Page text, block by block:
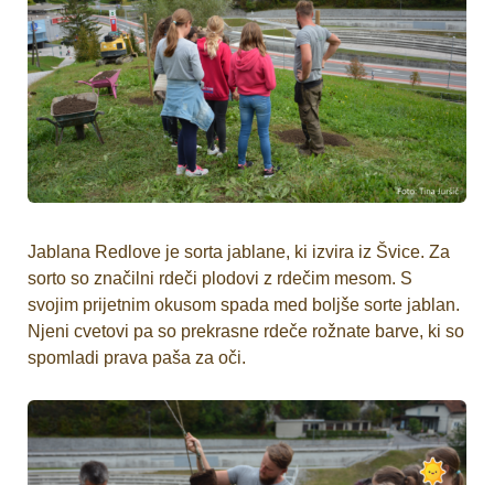
Jablana Redlove je sorta jablane, ki izvira iz Švice. Za
sorto so značilni rdeči plodovi z rdečim mesom. S
svojim prijetnim okusom spada med boljše sorte jablan.
Njeni cvetovi pa so prekrasne rdeče rožnate barve, ki so
spomladi prava paša za oči.